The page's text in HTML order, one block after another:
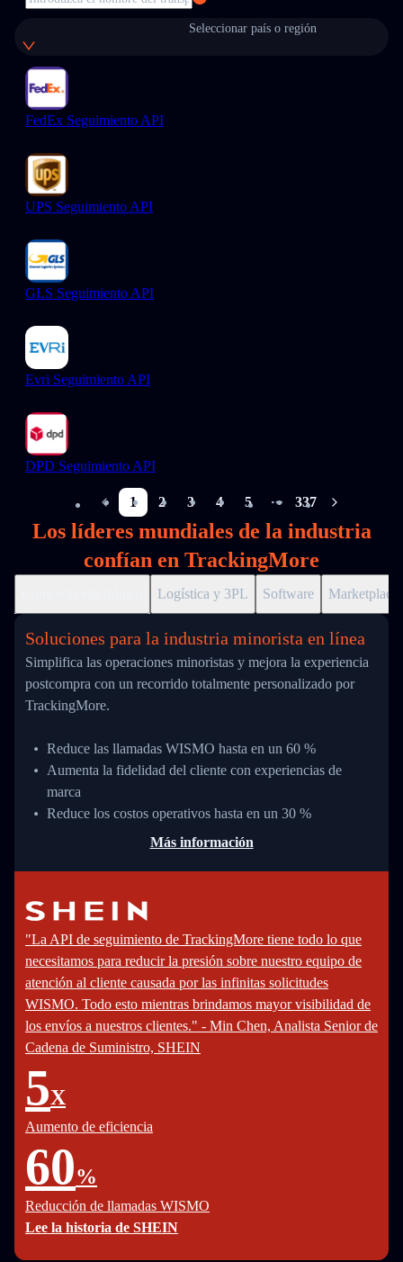
Seleccionar país o región
FedEx Seguimiento API
UPS Seguimiento API
GLS Seguimiento API
Evri Seguimiento API
DPD Seguimiento API
1 2 3 4 5
More pages
337
Los líderes mundiales de la industria
confían en TrackingMore
Logística y 3PL Software Marketplace
Soluciones para la industria minorista en línea
Simplifica las operaciones minoristas y mejora la experiencia
postcompra con un recorrido totalmente personalizado por
TrackingMore.
Reduce las llamadas WISMO hasta en un 60 %
Aumenta la fidelidad del cliente con experiencias de
marca
Reduce los costos operativos hasta en un 30 %
Más información
"La API de seguimiento de TrackingMore tiene todo lo que
necesitamos para reducir la presión sobre nuestro equipo de
atención al cliente causada por las infinitas solicitudes
WISMO. Todo esto mientras brindamos mayor visibilidad de
los envíos a nuestros clientes." - Min Chen, Analista Senior de
Cadena de Suministro, SHEIN
5X
Aumento de eficiencia
60%
Reducción de llamadas WISMO
Lee la historia de SHEIN